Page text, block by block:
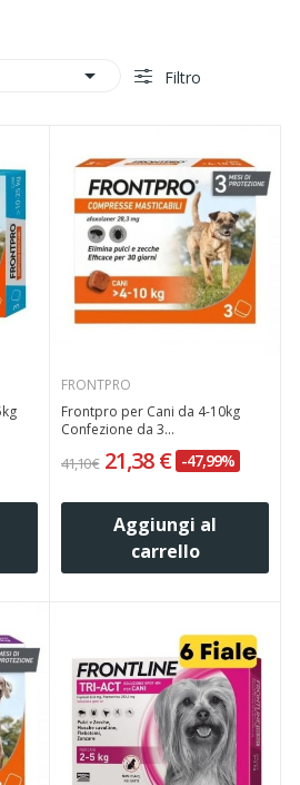
 Filtro
FRONTPRO
Frontpro per Cani da 4-10kg
Confezione da 3...
41,10 € 21,38 € -47,99%
Aggiungi al
carrello